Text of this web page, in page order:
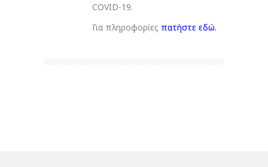
COVID-19.
Για πληροφορίες πατήστε εδώ.